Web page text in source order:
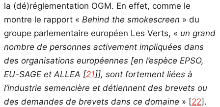
la (dé)réglementation OGM. En effet, comme le
montre le rapport « Behind the smokescreen » du
groupe parlementaire européen Les Verts, « un grand
nombre de personnes activement impliquées dans
des organisations européennes [en l’espèce EPSO,
EU-SAGE et ALLEA [21]], sont fortement liées à
l’industrie semencière et détiennent des brevets ou
des demandes de brevets dans ce domaine » [22] .